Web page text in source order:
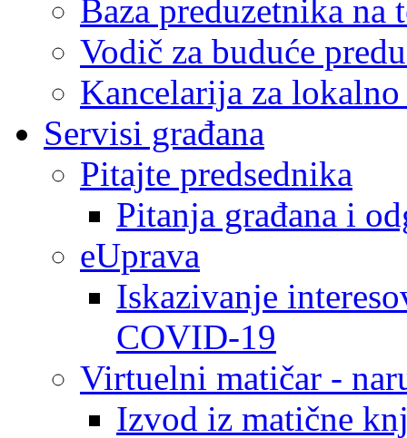
Baza preduzetnika
Vodič za buduće
Kancelarija za
Servisi građana
Pitajte predsednika
Pitanja građana i
eUprava
Iskazivanje
COVID-19
Virtuelni matičar -
Izvod iz matične